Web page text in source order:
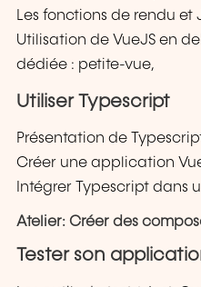
Les fonctions de rendu et
Utilisation de VueJS en
dédiée : petite-vue,
Utiliser Typescript
Présentation de
Créer une application
Intégrer Typescript dans
Atelier: Créer des
Tester son